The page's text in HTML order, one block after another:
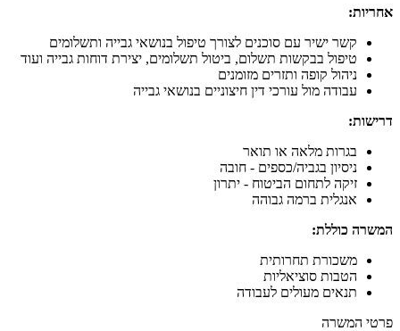
אחריות:
קשר ישיר עם סוכנים לצורך טיפול בנושאי גבייה ותשלומים
טיפול בבקשות תשלום, ביטול תשלומים, יצירת דוחות גבייה ועוד
ניהול קופה ותזרים מזומנים
עבודה מול עורכי דין חיצוניים בנושאי גבייה
דרישות:
בגרות מלאה או תואר
ניסיון בגביה/כספים - חובה
זיקה לתחום הביטוח - יתרון
אנגלית ברמה גבוהה
המשרה כוללת:
משכורת תחרותית
הטבות סוציאליות
תנאים מעולים לעבודה
פרטי המשרה